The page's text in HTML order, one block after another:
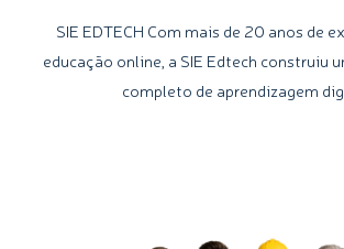
SIE EDTECH Com mais de 20 anos de
educação online, a SIE Edtech construiu
completo de aprendizagem